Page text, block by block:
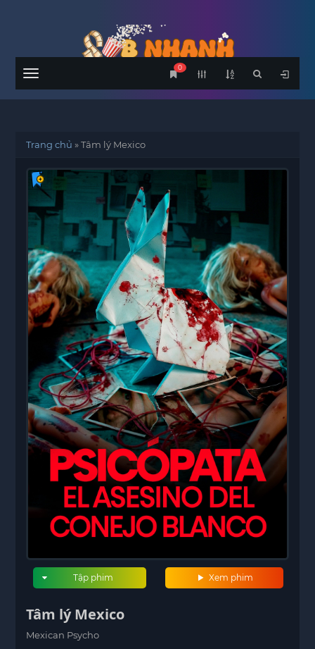
Menu
0
Trang chủ »Tâm lý Mexico
Xem phim
Tập phim
Tâm lý Mexico
Mexican Psycho